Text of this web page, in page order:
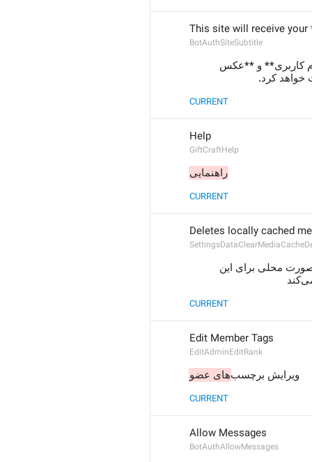
This site will receive your
BotAuthSiteSubtitle
خواهد کرد.
CURRENT
Help
GiftCraftHelp
راهنمایی
CURRENT
Deletes locally cached
CURRENT
Edit Member Tags
EditAdminEditRank
ویرایش برچسب‌های عضو
CURRENT
Allow Messages
BotAuthAllowMessages